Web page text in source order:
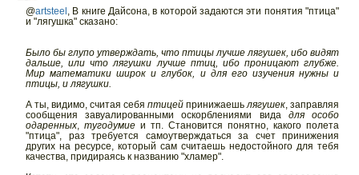
@artsteel В книге Дайсона, в которой задаются эти понятия "птица"
и "лягушка" сказано:
Было бы глупо утверждать, что птицы лучше лягушек, ибо видят
дальше, или что лягушки лучше птиц, ибо проницают глубже.
Мир математики широк и глубок, и для его изучения нужны и
птицы, и лягушки.
А ты, видимо, считая себя птицей принижаешь лягушек , заправляя
сообщения завуалированными оскорблениями вида для особо
одаренных
тугодумие и тп. Становится понятно, какого полета
"птица", раз требуется самоутверждаться за счет принижения
других на ресурсе, который сам считаешь недостойного для тебя
качества, придираясь к названию "хламер".